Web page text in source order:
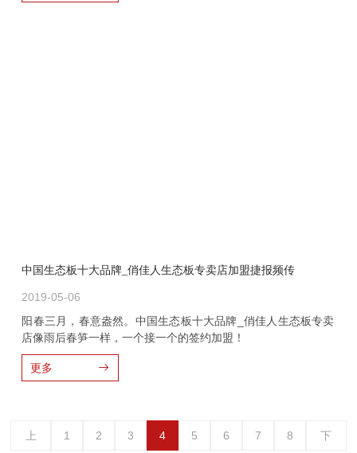
中国生态板十大品牌_俏佳人生态板专卖店加盟捷报频传
2019-05-06
阳春三月，春意盎然。中国生态板十大品牌_俏佳人生态板专卖
店像雨后春笋一样，一个接一个的签约加盟！
更多
上 1 2 3 4 5 6 7 8 下